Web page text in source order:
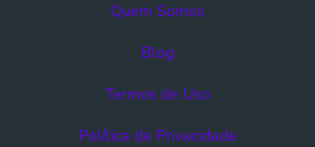
Quem Somos
Blog
Termos de Uso​
Política de Privacidade